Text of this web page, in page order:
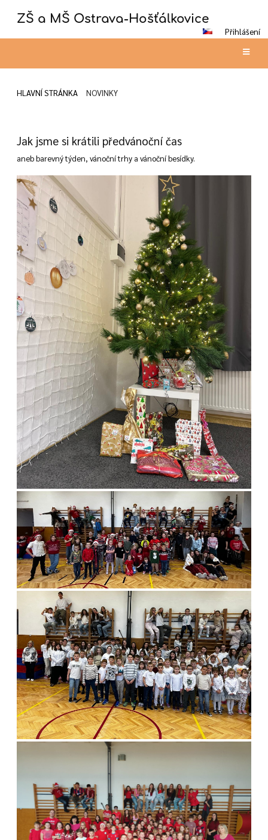
ZŠ a MŠ Ostrava-Hošťálkovice
Přihlášení
HLAVNÍ STRÁNKA NOVINKY
Jak jsme si krátili předvánoční čas
aneb barevný týden, vánoční trhy a vánoční besídky.